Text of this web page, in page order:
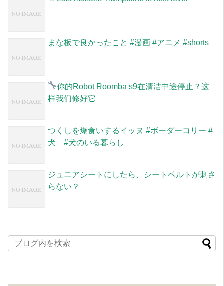
まな板で良かったこと #漫画 #アニメ #shorts
你的Robot Roomba s9在清洁中途停止？这
样我们修好它
つくしを爆食いするイッヌ #ボーダーコリー #
犬 #犬のいる暮らし
ジュニアシートにしたら、シートベルトが刺さ
らない？